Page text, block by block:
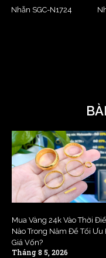
Nhẫn SGC-N1724
Mua Vàng 24k Vào Thời
Nào Trong Năm Để Tối Ưu
Giá Vốn?
Tháng 8 5, 2026